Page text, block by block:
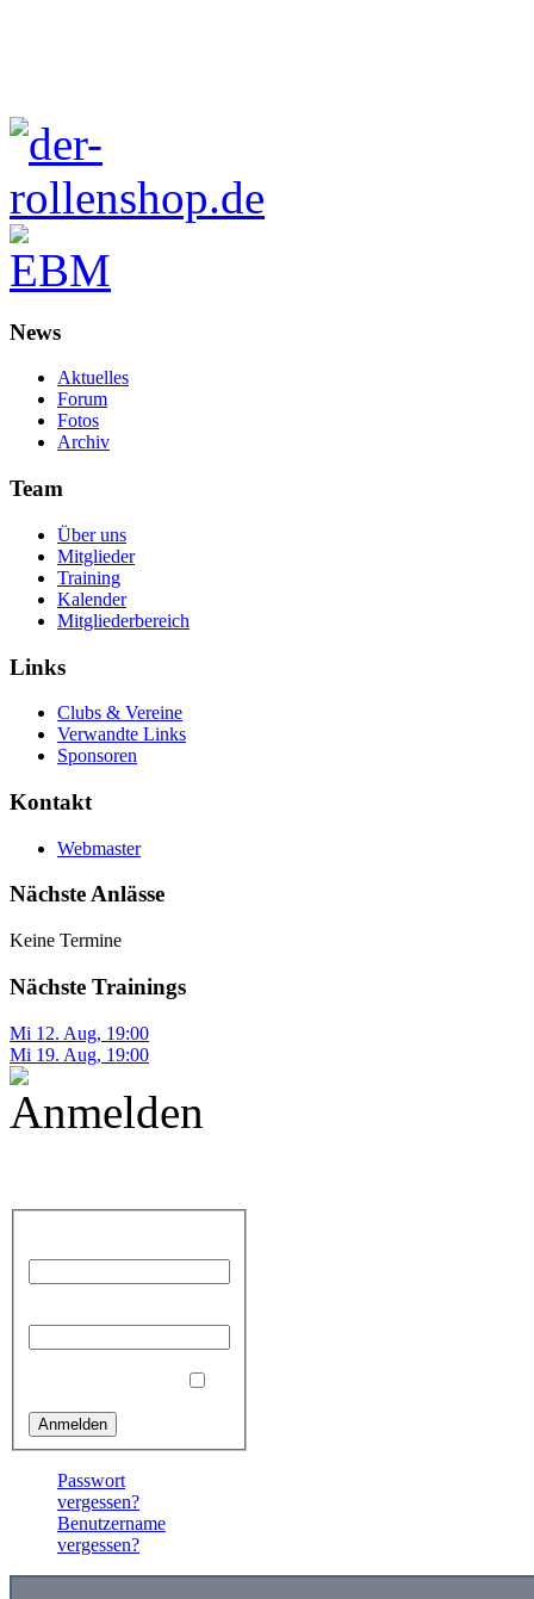
News
Aktuelles
Forum
Fotos
Archiv
Team
Über uns
Mitglieder
Training
Kalender
Mitgliederbereich
Links
Clubs & Vereine
Verwandte Links
Sponsoren
Kontakt
Webmaster
Nächste Anlässe
Keine Termine
Nächste Trainings
Mi 12. Aug, 19:00
Mi 19. Aug, 19:00
Passwort
vergessen?
Benutzername
vergessen?